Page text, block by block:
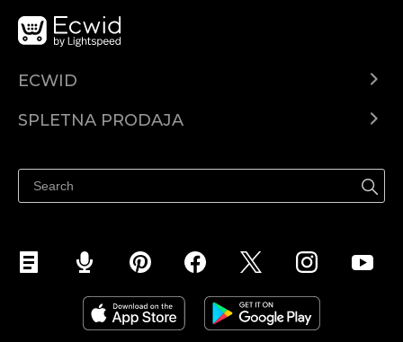
ECWID
SPLETNA PRODAJA
Prodaja na Instagramu